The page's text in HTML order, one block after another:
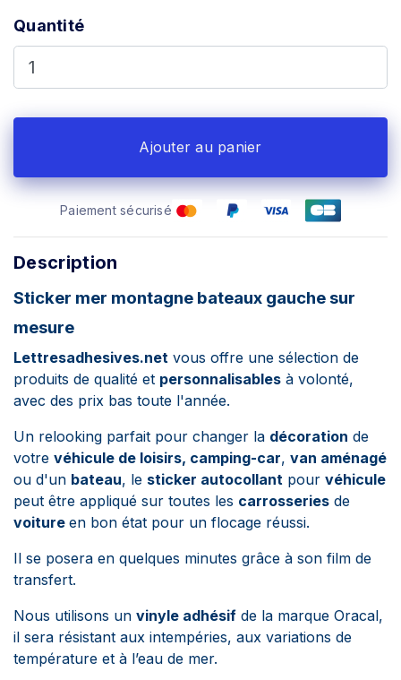
Quantité
Ajouter au panier
Paiement sécurisé
Description
Sticker mer montagne bateaux gauche sur
mesure
Lettresadhesives.net vous offre une sélection de
produits de qualité et personnalisables à volonté,
avec des prix bas toute l'année.
Un relooking parfait pour changer la décoration de
votre véhicule de loisirs, camping-car, van aménagé
ou d'un bateau, le sticker autocollant pour véhicule
peut être appliqué sur toutes les carrosseries de
voiture en bon état pour un flocage réussi.
Il se posera en quelques minutes grâce à son film de
transfert.
Nous utilisons un vinyle adhésif de la marque Oracal,
il sera résistant aux intempéries, aux variations de
température et à l’eau de mer.